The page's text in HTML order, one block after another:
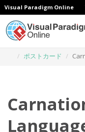
Visual Paradigm Online
ポストカード